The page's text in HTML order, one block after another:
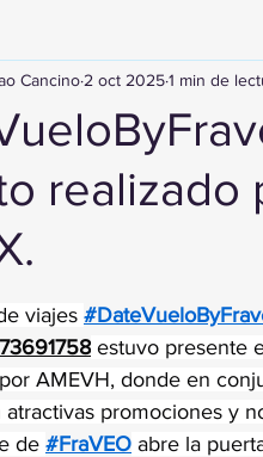
realizado
Cancino 2 oct 20251 min de
de 5 estrellas.
viajes
estuvo presente
AMEVH, donde en
atractivas promociones y
de #FraVEO abre la